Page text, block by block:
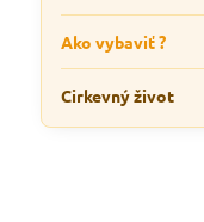
Ako vybaviť ?
Cirkevný život